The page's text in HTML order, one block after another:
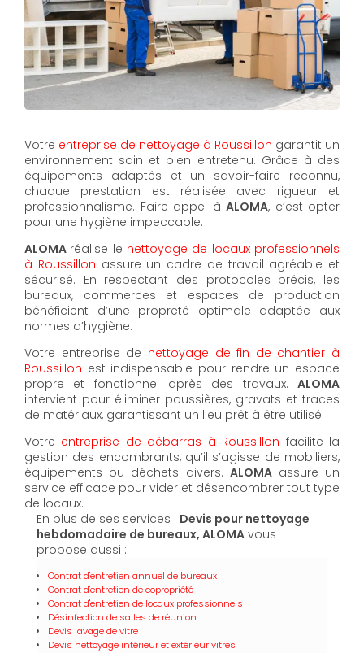
Votre entreprise de nettoyage à Roussillon garantit un
environnement sain et bien entretenu. Grâce à des
équipements adaptés et un savoir-faire reconnu,
chaque prestation est réalisée avec rigueur et
professionnalisme. Faire appel à ALOMA, c’est opter
pour une hygiène impeccable.
ALOMA réalise le nettoyage de locaux professionnels
à Roussillon assure un cadre de travail agréable et
sécurisé. En respectant des protocoles précis, les
bureaux, commerces et espaces de production
bénéficient d’une propreté optimale adaptée aux
normes d’hygiène.
Votre entreprise de nettoyage de fin de chantier à
Roussillon est indispensable pour rendre un espace
propre et fonctionnel après des travaux. ALOMA
intervient pour éliminer poussières, gravats et traces
de matériaux, garantissant un lieu prêt à être utilisé.
Votre entreprise de débarras à Roussillon facilite la
gestion des encombrants, qu’il s’agisse de mobiliers,
équipements ou déchets divers. ALOMAassure un
service efficace pour vider et désencombrer tout type
de locaux.
En plus de ses services : Devis pour nettoyage
hebdomadaire de bureaux, ALOMA vous
propose aussi :
Contrat d'entretien annuel de bureaux
Contrat d'entretien de copropriété
Contrat d'entretien de locaux professionnels
Désinfection de salles de réunion
Devis lavage de vitre
Devis nettoyage intérieur et extérieur vitres